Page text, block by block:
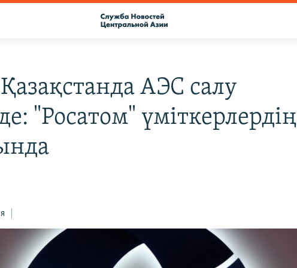
АЭС салу
"Росатом" үміткерлердің